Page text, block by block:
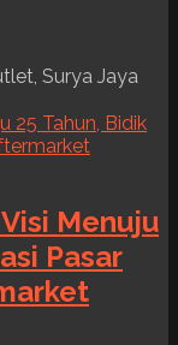
Surya Jaya
Menuju
Pasar